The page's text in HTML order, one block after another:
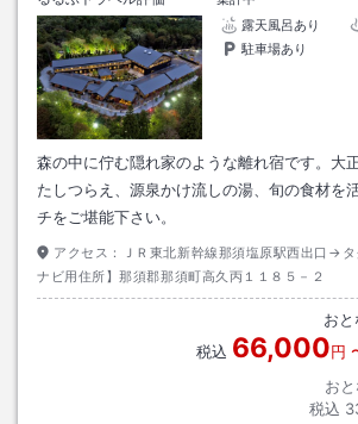
露天風呂あり
駐車場あり
森の中に佇む隠れ家のような離れ宿です。大
たしつらえ、源泉かけ流しの湯、旬の食材を
チをご堪能下さい。
アクセス：
ＪＲ東北新幹線那須塩原駅西出口→
ナビ用住所】那須郡那須町高久丙１１８５－２
おと
税込 66,000円
お
税込